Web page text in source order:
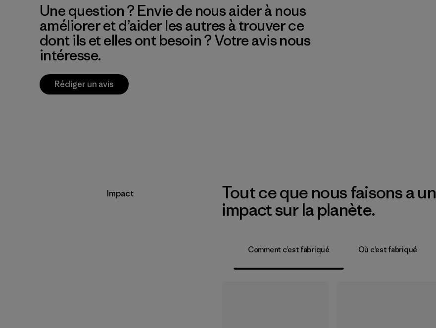
Une question ? Envie de nous aider à nous
améliorer et d’aider les autres à trouver ce
dont ils et elles ont besoin ? Votre avis nous
intéresse.
Rédiger un avis
Impact
Tout ce que nous faisons a un
impact sur la planète.
Comment c’est fabriqué Où c’est fabriqué